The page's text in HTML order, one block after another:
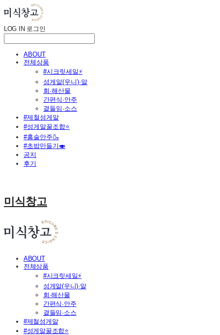
LOG IN 로그인
ABOUT
전체상품
#시크릿세일⚡
성게알(우니)·알
회·해산물
간편식·안주
곁들임·소스
#제철성게알
#성게알꿀조합⭐
#홈술안주🍶
#초밥만들기🍣
공지
후기
미식창고
ABOUT
전체상품
#시크릿세일⚡
성게알(우니)·알
회·해산물
간편식·안주
곁들임·소스
#제철성게알
#성게알꿀조합⭐